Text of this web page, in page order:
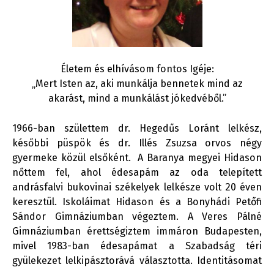
Életem és elhívásom fontos Igéje:
„Mert Isten az, aki munkálja bennetek mind az
akarást, mind a munkálást jókedvéből.”
1966-ban születtem dr. Hegedűs Loránt lelkész,
későbbi püspök és dr. Illés Zsuzsa orvos négy
gyermeke közül elsőként. A Baranya megyei Hidason
nőttem fel, ahol édesapám az oda telepített
andrásfalvi bukovinai székelyek lelkésze volt 20 éven
keresztül. Iskoláimat Hidason és a Bonyhádi Petőfi
Sándor Gimnáziumban végeztem. A Veres Pálné
Gimnáziumban érettségiztem immáron Budapesten,
mivel 1983-ban édesapámat a Szabadság téri
gyülekezet lelkipásztorává választotta. Identitásomat